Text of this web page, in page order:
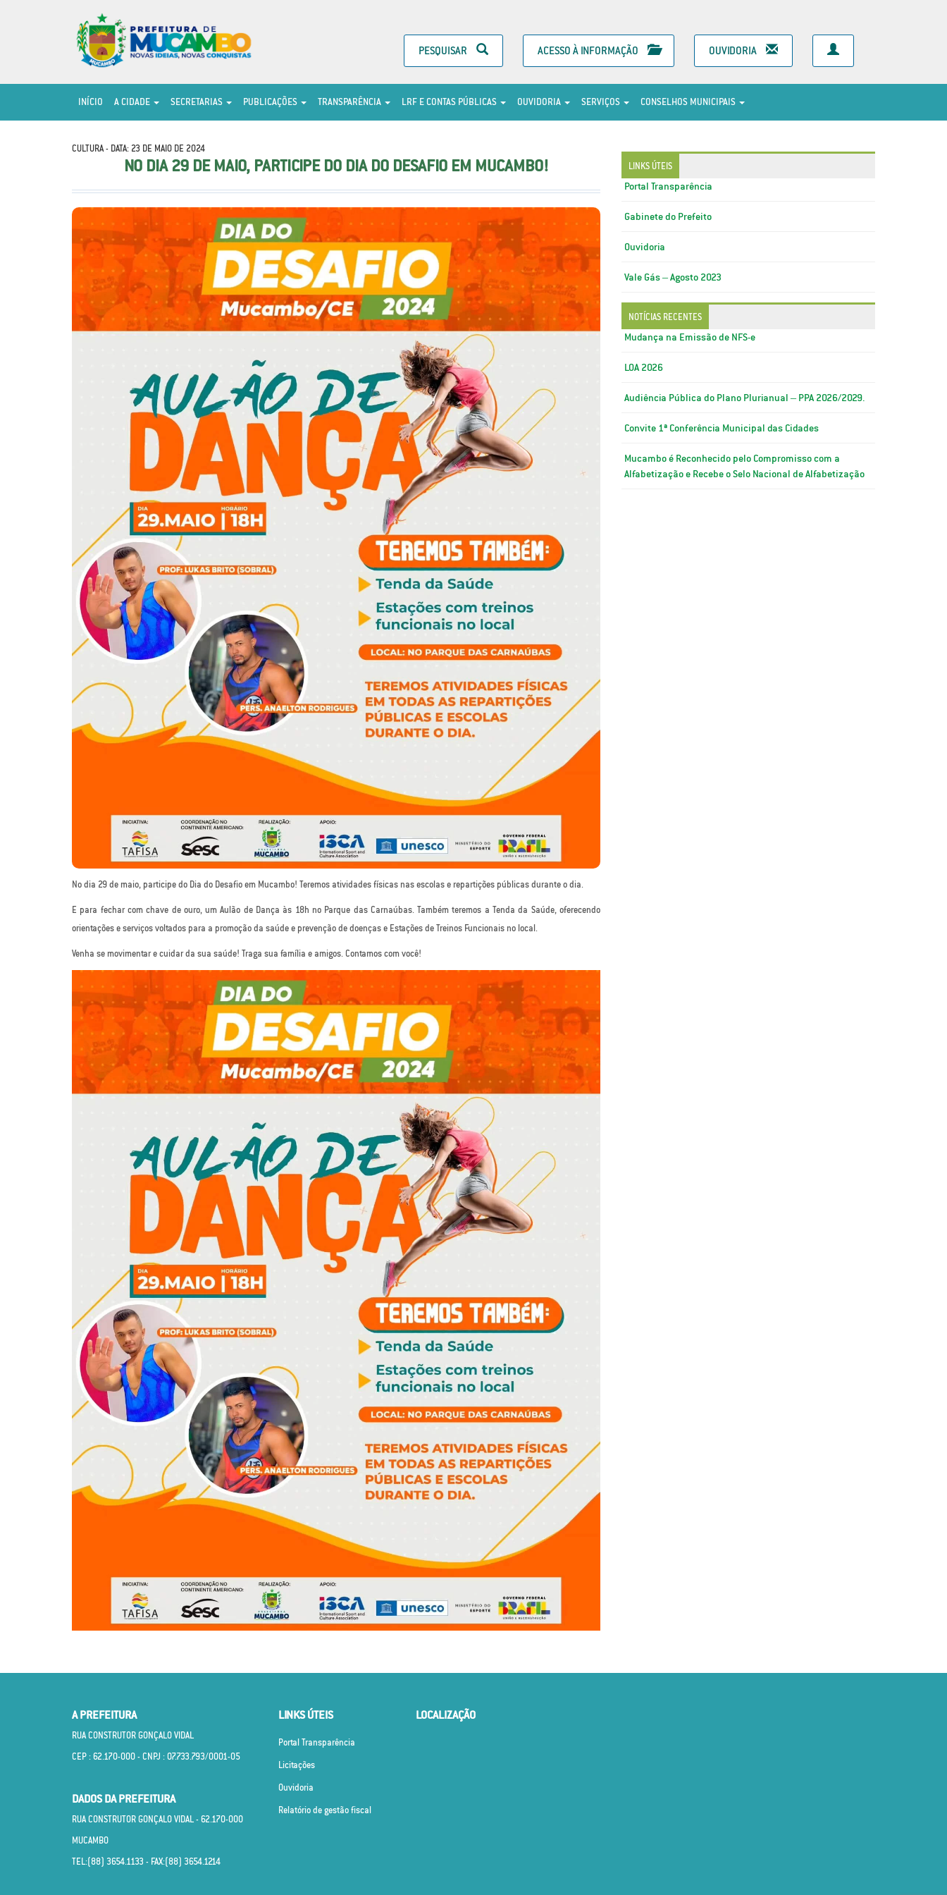
PESQUISAR ACESSO À INFORMAÇÃO OUVIDORIA
INÍCIO A CIDADE SECRETARIAS PUBLICAÇÕES TRANSPARÊNCIA LRF E CONTAS PÚBLICAS OUVIDORIA SERVIÇOS CONSELHOS MUNICIPAIS
CULTURA - DATA: 23 DE MAIO DE 2024
NO DIA 29 DE MAIO, PARTICIPE DO DIA DO DESAFIO EM MUCAMBO!
No dia 29 de maio, participe do Dia do Desafio em Mucambo! Teremos atividades físicas nas escolas e repartições públicas durante o dia.
E para fechar com chave de ouro, um Aulão de Dança às 18h no Parque das Carnaúbas. Também teremos a Tenda da Saúde, oferecendo
orientações e serviços voltados para a promoção da saúde e prevenção de doenças e Estações de Treinos Funcionais no local.
Venha se movimentar e cuidar da sua saúde! Traga sua família e amigos. Contamos com você!
LINKS ÚTEIS
Portal Transparência
Gabinete do Prefeito
Ouvidoria
Vale Gás – Agosto 2023
NOTÍCIAS RECENTES
Mudança na Emissão de NFS-e
LOA 2026
Audiência Pública do Plano Plurianual – PPA 2026/2029.
Convite 1ª Conferência Municipal das Cidades
Mucambo é Reconhecido pelo Compromisso com a
Alfabetização e Recebe o Selo Nacional de Alfabetização
A PREFEITURA
RUA CONSTRUTOR GONÇALO VIDAL
CEP : 62.170­-000 - CNPJ : 07.733.793/0001­-05
DADOS DA PREFEITURA
RUA CONSTRUTOR GONÇALO VIDAL - 62.170­-000
MUCAMBO
TEL:(88) 3654.1133 - FAX:(88) 3654.1214
LINKS ÚTEIS
Portal Transparência
Licitações
Ouvidoria
Relatório de gestão fiscal
LOCALIZAÇÃO